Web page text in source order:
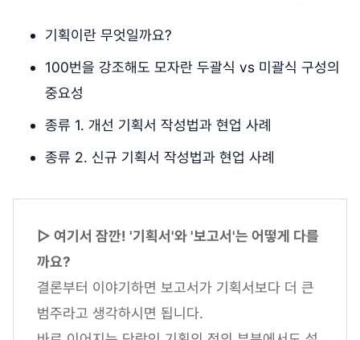
기획이란 무엇일까요?
100번을 강조해도 모자란 두괄식 vs 미괄식 구성의
중요성
종류 1. 개선 기획서 작성법과 현업 사례
종류 2. 신규 기획서 작성법과 현업 사례
▷ 여기서 잠깐! '기획서'와 '보고서'는 어떻게 다를
까요?
결론부터 이야기하면 보고서가 기획서보다 더 큰
범주라고 생각하시면 됩니다.